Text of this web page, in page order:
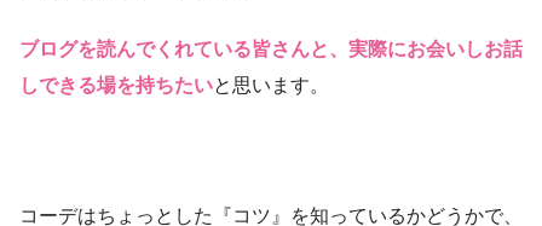
ブログを読んでくれている皆さんと、実際にお会いしお話
しできる場を持ちたいと思います。
コーデはちょっとした『コツ』を知っているかどうかで、